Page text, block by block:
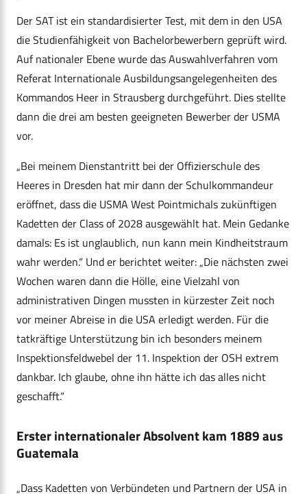
Der SAT ist ein standardisierter Test, mit dem in den USA
die Studienfähigkeit von Bachelorbewerbern geprüft wird.
Auf nationaler Ebene wurde das Auswahlverfahren vom
Referat Internationale Ausbildungsangelegenheiten des
Kommandos Heer in Strausberg durchgeführt. Dies stellte
dann die drei am besten geeigneten Bewerber der USMA
vor.
„Bei meinem Dienstantritt bei der Offizierschule des
Heeres in Dresden hat mir dann der Schulkommandeur
eröffnet, dass die USMA West Pointmichals zukünftigen
Kadetten der Class of 2028 ausgewählt hat. Mein Gedanke
damals: Es ist unglaublich, nun kann mein Kindheitstraum
wahr werden.“ Und er berichtet weiter: „Die nächsten zwei
Wochen waren dann die Hölle, eine Vielzahl von
administrativen Dingen mussten in kürzester Zeit noch
vor meiner Abreise in die USA erledigt werden. Für die
tatkräftige Unterstützung bin ich besonders meinem
Inspektionsfeldwebel der 11. Inspektion der OSH extrem
dankbar. Ich glaube, ohne ihn hätte ich das alles nicht
geschafft.“
Erster internationaler Absolvent kam 1889 aus
Guatemala
„Dass Kadetten von Verbündeten und Partnern der USA in